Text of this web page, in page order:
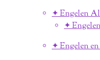
✦ Engelen
✦
✦ Engelen